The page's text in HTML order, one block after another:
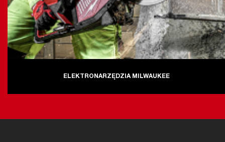
ELEKTRONARZĘDZIA MILWAUKEE